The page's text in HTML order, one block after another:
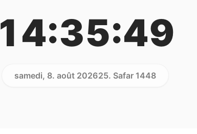
14:35:49
samedi, 8. août 202625. Safar 1448